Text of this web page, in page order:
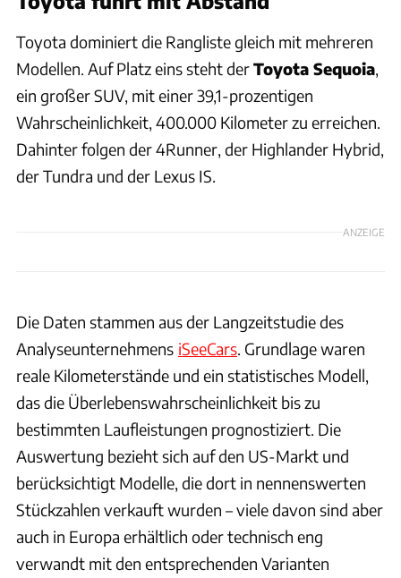
Toyota dominiert die Rangliste gleich mit mehreren
Modellen. Auf Platz eins steht derToyota Sequoia,
ein großer SUV, mit einer 39,1-prozentigen
Wahrscheinlichkeit, 400.000 Kilometer zu erreichen.
Dahinter folgen der 4Runner, der Highlander Hybrid,
der Tundra und der Lexus IS.
ANZEIGE
Die Daten stammen aus der Langzeitstudie des
Analyseunternehmens iSeeCars. Grundlage waren
reale Kilometerstände und ein statistisches Modell,
das die Überlebenswahrscheinlichkeit bis zu
bestimmten Laufleistungen prognostiziert. Die
Auswertung bezieht sich auf den US-Markt und
berücksichtigt Modelle, die dort in nennenswerten
Stückzahlen verkauft wurden – viele davon sind aber
auch in Europa erhältlich oder technisch eng
verwandt mit den entsprechenden Varianten